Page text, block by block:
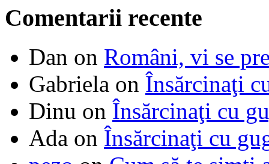
Comentarii recente
Dan on Români, vi se
Gabriela on Însărcinaţi
Dinu on Însărcinaţi cu
Ada on Însărcinaţi cu